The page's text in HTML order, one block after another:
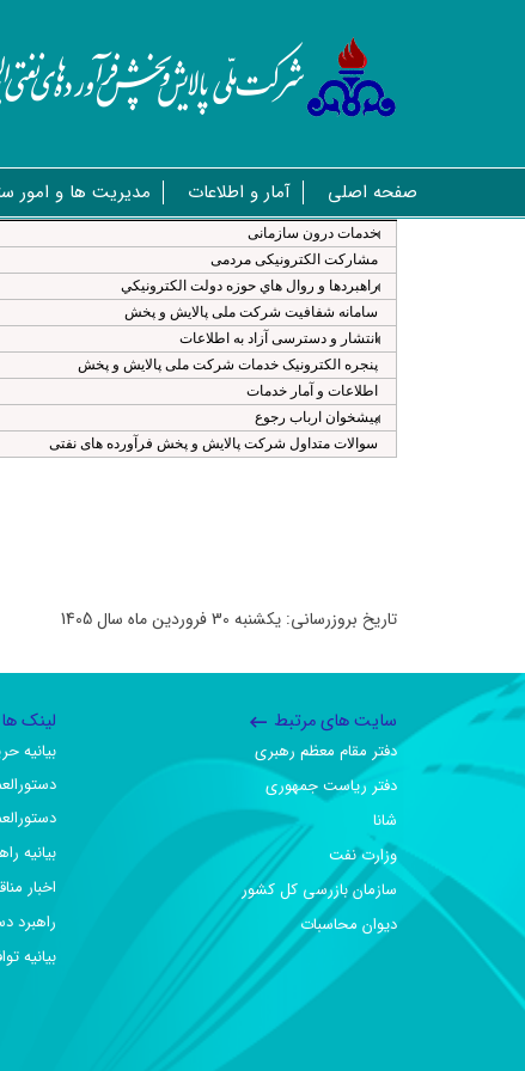
صفحه اصلی آمار و اطلاعات مدیریت ها و امور
خدمات درون سازمانی
مشارکت الکترونیکی مردمی
راهبردها و روال هاي حوزه دولت الكترونيكي
سامانه شفافیت شرکت ملی پالایش و پخش
انتشار و دسترسی آزاد به اطلاعات
پنجره الکترونیک خدمات شرکت ملی پالایش و پخش
اطلاعات و آمار خدمات
پیشخوان ارباب رجوع
سوالات متداول شرکت پالایش و پخش فرآورده های نفتی
تاریخ بروزرسانی: یکشنبه 30 فروردین ماه سال 1405
سایت های مرتبط
دفتر مقام معظم رهبری
دفتر ریاست جمهوری
شانا
وزارت نفت
سازمان بازرسی کل کشور
دیوان محاسبات
لینک ها
بیانیه
بیانیه
اخبار
راهبرد
بیانیه